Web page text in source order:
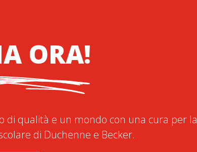
ORA!
di qualità e un mondo con una cura per la
di Duchenne e Becker.